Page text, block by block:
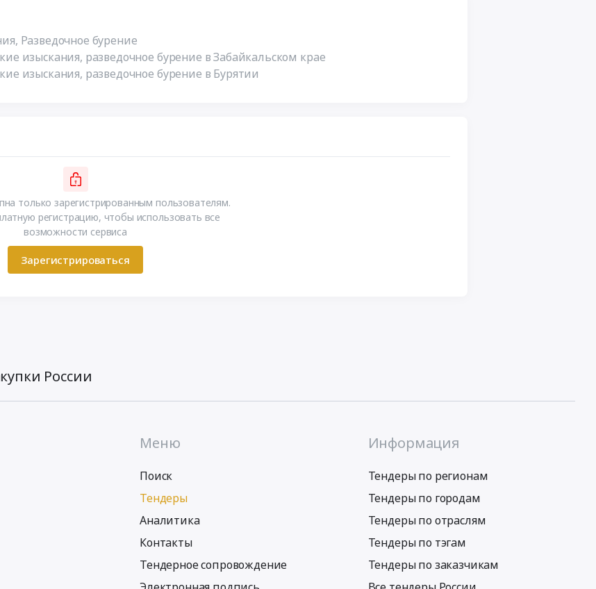
Разведочное бурение
изыскания, разведочное бурение в Забайкальском крае
изыскания, разведочное бурение в Бурятии
только зарегистрированным пользователям.
регистрацию, чтобы использовать все
возможности сервиса
Зарегистрироваться
России
Меню
Поиск
Тендеры
Аналитика
Контакты
Тендерное сопровождение
Информация
Тендеры по регионам
Тендеры по городам
Тендеры по отраслям
Тендеры по тэгам
Тендеры по заказчикам